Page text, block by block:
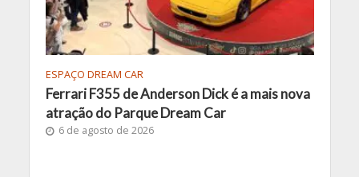
ESPAÇO DREAM CAR
Ferrari F355 de Anderson Dick é a mais nova
atração do Parque Dream Car
6 de agosto de 2026